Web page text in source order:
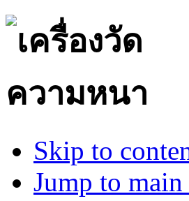
Skip to
Jump to